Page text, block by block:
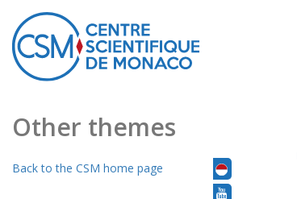
Other themes
Back to the CSM home page